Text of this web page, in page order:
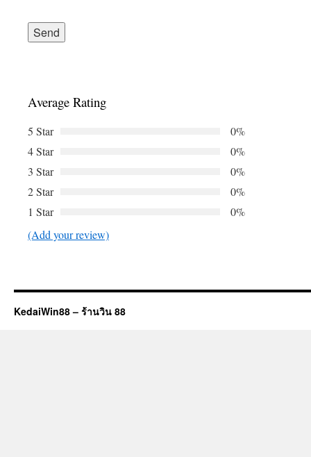
Average Rating
5 Star
0%
4 Star
0%
3 Star
0%
2 Star
0%
1 Star
0%
(Add your review)
KedaiWin88 – ร้านวิน 88